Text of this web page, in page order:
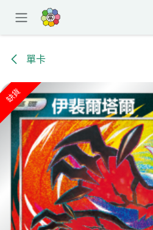
單卡
缺貨